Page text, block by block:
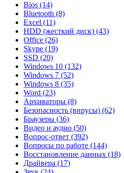
Bios (14)
Bluetooth (8)
Excel (11)
HDD (жесткий диск) (43)
Office (26)
Skype (19)
SSD (20)
Windows 10 (132)
Windows 7 (52)
Windows 8 (35)
Word (23)
Архиваторы (8)
Безопасность (вирусы) (62)
Браузеры (36)
Видео и аудио (50)
Вопрос-ответ (392)
Вопросы по работе (144)
Восстановление данных (18)
Драйвера (17)